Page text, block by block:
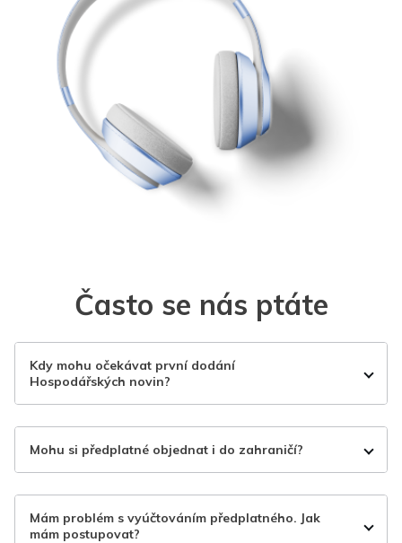
Často se nás ptáte
Kdy mohu očekávat první dodání
Hospodářských novin?
Mohu si předplatné objednat i do zahraničí?
Mám problém s vyúčtováním předplatného. Jak
mám postupovat?